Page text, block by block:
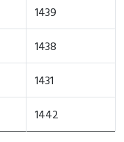
1439
1438
1431
1442